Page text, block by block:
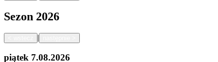
Sezon 2026
|
piątek 7.08.2026